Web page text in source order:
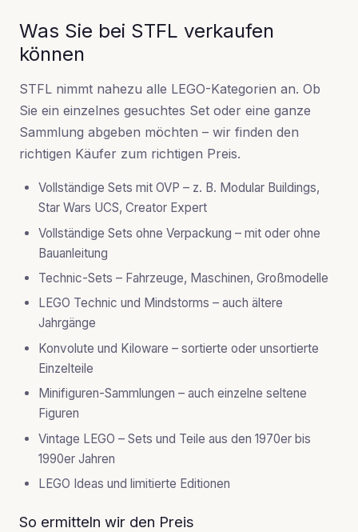
Was Sie bei STFL verkaufen
können
STFL nimmt nahezu alle LEGO-Kategorien an. Ob
Sie ein einzelnes gesuchtes Set oder eine ganze
Sammlung abgeben möchten – wir finden den
richtigen Käufer zum richtigen Preis.
Vollständige Sets mit OVP – z. B. Modular Buildings,
Star Wars UCS, Creator Expert
Vollständige Sets ohne Verpackung – mit oder ohne
Bauanleitung
Technic-Sets – Fahrzeuge, Maschinen, Großmodelle
LEGO Technic und Mindstorms – auch ältere
Jahrgänge
Konvolute und Kiloware – sortierte oder unsortierte
Einzelteile
Minifiguren-Sammlungen – auch einzelne seltene
Figuren
Vintage LEGO – Sets und Teile aus den 1970er bis
1990er Jahren
LEGO Ideas und limitierte Editionen
So ermitteln wir den Preis